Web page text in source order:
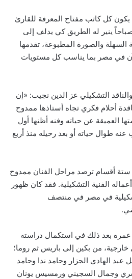
كل كاتب مفتاح المعرفة للقارئ
ينير له الطريق كي يدلف إلى
السهلة والصورة المطبوعة، تقدمها
الآن في مصر بما يناسب كل مستويات
التشكيلي عز الدين نجيب: «إن
أحلام فكري تجاه أستاذها ممدوح
في دراستها العميقة عن حياته وفنه أظنها أول
طوال حياته أو بعد رحيله منذ أربع
ستة أقسام ترصد مراحل الفنان ممدوح
الفنية التشكيلية. فقد كان ظهور
في مصر في منتصف
بعد ذلك في استكمال دراسته
من بكين إلى باريس ثم روما؛
الهادي الجزار وحامد ندا وحامد
وجمال السجيني ورمسيس يونان